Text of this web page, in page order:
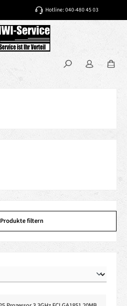
Hotline: 040-480 45 03
Produkte filtern